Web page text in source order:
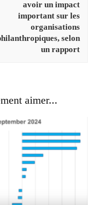
avoir un impact
important sur les
organisations
selon
un rapport
aimer...